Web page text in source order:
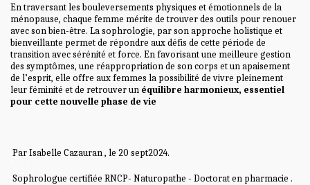
En traversant les bouleversements physiques et émotionnels de la
ménopause, chaque femme mérite de trouver des outils pour renouer
avec son bien-être. La sophrologie, par son approche holistique et
bienveillante permet de répondre aux défis de cette période de
transition avec sérénité et force. En favorisant une meilleure gestion
des symptômes, une réappropriation de son corps et un apaisement
de l’esprit, elle offre aux femmes la possibilité de vivre pleinement
leur féminité et de retrouver un équilibre harmonieux, essentiel
pour cette nouvelle phase de vie
Par Isabelle Cazauran , le 20 sept2024.
Sophrologue certifiée RNCP- Naturopathe - Doctorat en pharmacie .